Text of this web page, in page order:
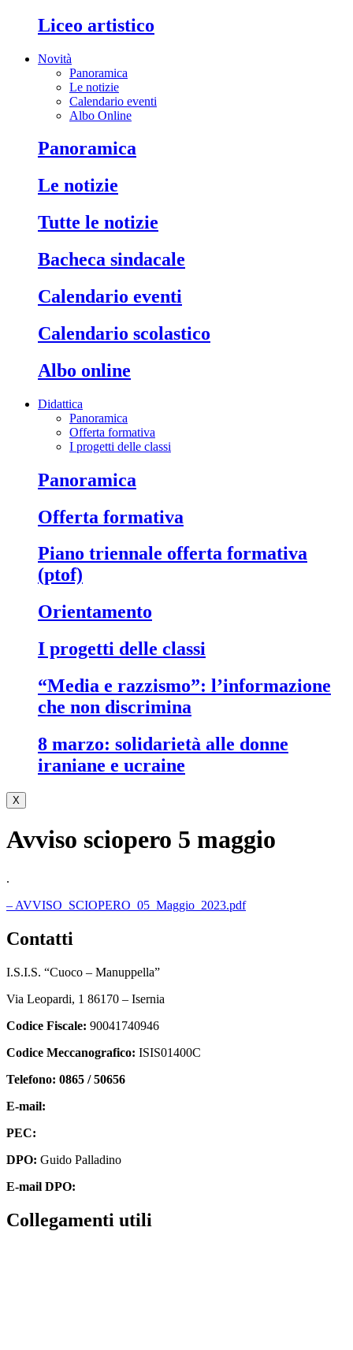
liceo artistico
Novità
Panoramica
Le notizie
Calendario eventi
Albo Online
panoramica
le notizie
tutte le notizie
bacheca sindacale
calendario eventi
calendario scolastico
albo online
Didattica
Panoramica
Offerta formativa
I progetti delle classi
panoramica
offerta formativa
piano triennale offerta formativa
(ptof)
orientamento
i progetti delle classi
“media e razzismo”: l’informazione
che non discrimina
8 marzo: solidarietà alle donne
iraniane e ucraine
X
Avviso sciopero 5 maggio
.
– AVVISO_SCIOPERO_05_Maggio_2023.pdf
contatti
I.S.I.S. “Cuoco – Manuppella”
Via Leopardi, 1 86170 – Isernia
Codice Fiscale: 90041740946
Codice Meccanografico: ISIS01400C
Telefono: 0865 / 50656
E-mail:
PEC:
DPO: Guido Palladino
E-mail DPO:
collegamenti utili